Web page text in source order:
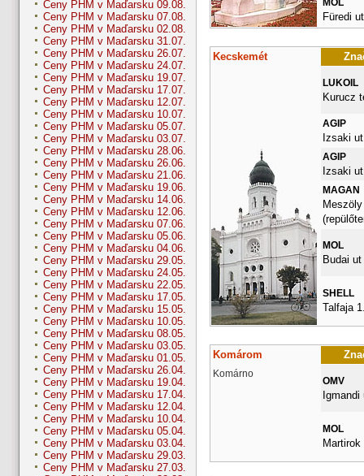
Ceny PHM v Maďarsku 09.08.
Ceny PHM v Maďarsku 07.08.
Ceny PHM v Maďarsku 02.08.
Ceny PHM v Maďarsku 31.07.
Ceny PHM v Maďarsku 26.07.
Ceny PHM v Maďarsku 24.07.
Ceny PHM v Maďarsku 19.07.
Ceny PHM v Maďarsku 17.07.
Ceny PHM v Maďarsku 12.07.
Ceny PHM v Maďarsku 10.07.
Ceny PHM v Maďarsku 05.07.
Ceny PHM v Maďarsku 03.07.
Ceny PHM v Maďarsku 28.06.
Ceny PHM v Maďarsku 26.06.
Ceny PHM v Maďarsku 21.06.
Ceny PHM v Maďarsku 19.06.
Ceny PHM v Maďarsku 14.06.
Ceny PHM v Maďarsku 12.06.
Ceny PHM v Maďarsku 07.06.
Ceny PHM v Maďarsku 05.06.
Ceny PHM v Maďarsku 04.06.
Ceny PHM v Maďarsku 29.05.
Ceny PHM v Maďarsku 24.05.
Ceny PHM v Maďarsku 22.05.
Ceny PHM v Maďarsku 17.05.
Ceny PHM v Maďarsku 15.05.
Ceny PHM v Maďarsku 10.05.
Ceny PHM v Maďarsku 08.05.
Ceny PHM v Maďarsku 03.05.
Ceny PHM v Maďarsku 01.05.
Ceny PHM v Maďarsku 26.04.
Ceny PHM v Maďarsku 19.04.
Ceny PHM v Maďarsku 17.04.
Ceny PHM v Maďarsku 12.04.
Ceny PHM v Maďarsku 10.04.
Ceny PHM v Maďarsku 05.04.
Ceny PHM v Maďarsku 03.04.
Ceny PHM v Maďarsku 29.03.
Ceny PHM v Maďarsku 27.03.
MOL
Füredi
Kecskemét
LUKOIL
Kurucz
AGIP
Izsaki
AGIP
Izsaki
MAGAN
MOL
Budai ut
SHELL
Talfaja
Komárom
Komárno
OMV
Igmandi
MOL
Martirok